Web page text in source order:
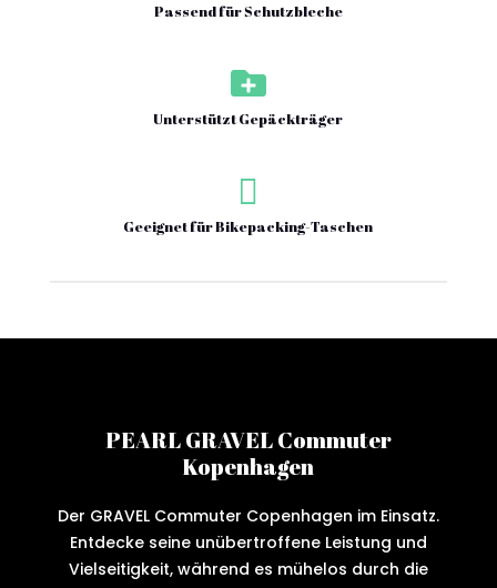
Passend für Schutzbleche

Unterstützt Gepäckträger

Geeignet für Bikepacking-Taschen
PEARL GRAVEL Commuter
Kopenhagen
Der GRAVEL Commuter Copenhagen im Einsatz.
Entdecke seine unübertroffene Leistung und
Vielseitigkeit, während es mühelos durch die